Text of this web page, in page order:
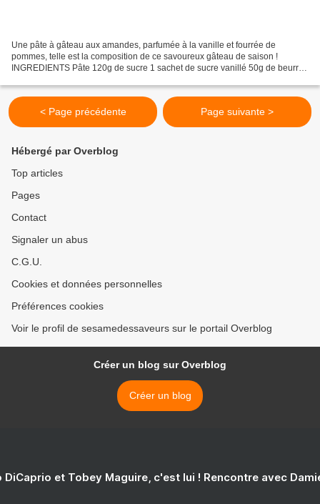
Une pâte à gâteau aux amandes, parfumée à la vanille et fourrée de
pommes, telle est la composition de ce savoureux gâteau de saison !
INGREDIENTS Pâte 120g de sucre 1 sachet de sucre vanillé 50g de beurre
< Page précédente Page suivante >
Hébergé par Overblog
Top articles
Pages
Contact
Signaler un abus
C.G.U.
Cookies et données personnelles
Préférences cookies
Voir le profil de sesamedessaveurs sur le portail Overblog
Créer un blog sur Overblog
Créer un blog
DiCaprio et Tobey Maguire, c'est lui ! Rencontre avec